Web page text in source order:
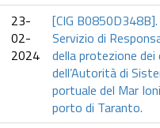
23-
02-
2024
[CIG B0850D348B].
Servizio di
della protezione dei
dell’Autorità di
portuale del Mar
porto di Taranto.